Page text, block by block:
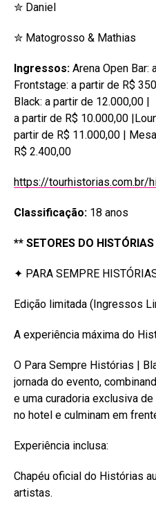
✮ Daniel
✮ Matogrosso & Mathias
Ingressos: Arena Open Bar:
Frontstage: a partir de R$
Black: a partir de 12.000,00
a partir de R$ 10.000,00
partir de R$ 11.000,00 |
R$ 2.400,00
https://tourhistorias.com.br/
Classificação: 18 anos
** SETORES DO
✦ PARA SEMPRE
Edição limitada (Ingressos
A experiência máxima do
O Para Sempre Histórias |
jornada do evento,
e uma curadoria exclusiva
no hotel e culminam em
Experiência inclusa:
Chapéu oficial do Histórias
artistas.